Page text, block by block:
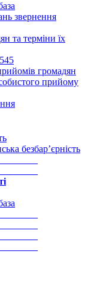
звернення
та терміни їх
громадян
прийому
безбар’єрність